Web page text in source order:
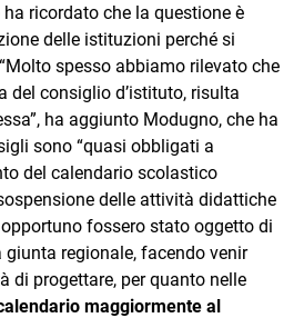
ricordato che la questione è
delle istituzioni perché si
spesso abbiamo rilevato che
del consiglio d’istituto, risulta
ha aggiunto Modugno, che ha
sono “quasi obbligati a
del calendario scolastico
delle attività didattiche
fossero stato oggetto di
regionale, facendo venir
di progettare, per quanto nelle
maggiormente al